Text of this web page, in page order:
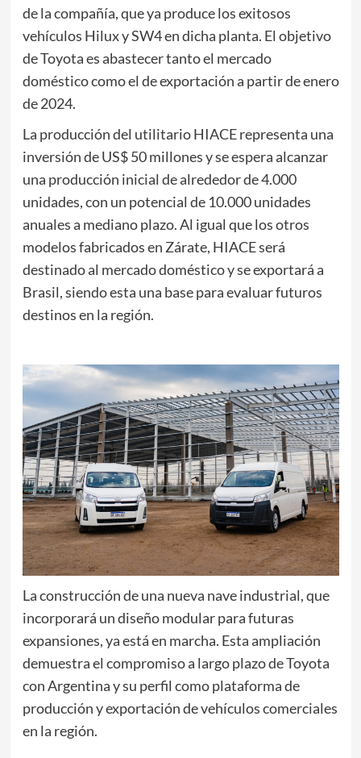
de la compañía, que ya produce los exitosos
vehículos Hilux y SW4 en dicha planta. El objetivo
de Toyota es abastecer tanto el mercado
doméstico como el de exportación a partir de enero
de 2024.
La producción del utilitario HIACE representa una
inversión de US$ 50 millones y se espera alcanzar
una producción inicial de alrededor de 4.000
unidades, con un potencial de 10.000 unidades
anuales a mediano plazo. Al igual que los otros
modelos fabricados en Zárate, HIACE será
destinado al mercado doméstico y se exportará a
Brasil, siendo esta una base para evaluar futuros
destinos en la región.
La construcción de una nueva nave industrial, que
incorporará un diseño modular para futuras
expansiones, ya está en marcha. Esta ampliación
demuestra el compromiso a largo plazo de Toyota
con Argentina y su perfil como plataforma de
producción y exportación de vehículos comerciales
en la región.